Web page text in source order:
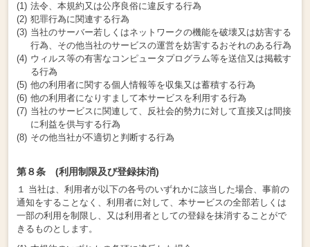
法令、本規約又は公序良俗に違反する行為
犯罪行為に関連する行為
当社のサーバー若しくはネットワークの機能を破壊又は妨害する
行為、その他当社のサービスの運営を妨害するおそれのある行為
ウィルス等の有害なコンピュータプログラム等を送信又は掲載す
る行為
他の利用者に関する個人情報等を収集又は蓄積する行為
他の利用者になりすまして本サービスを利用する行為
当社のサービスに関連して、反社会的勢力に対して直接又は間接
に利益を供与する行為
その他当社が不適切と判断する行為
第８条 (利用制限及び登録抹消)
１ 当社は、利用者が以下の各号のいずれかに該当した場合、事前の
通知をすることなく、利用者に対して、本サービスの全部若しくは
一部の利用を制限し、又は利用者としての登録を抹消することがで
きるものとします。